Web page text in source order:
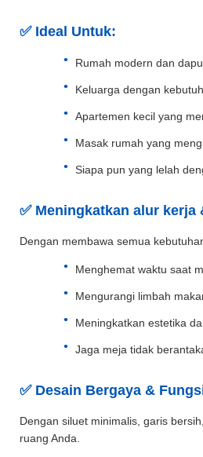
✅ Ideal Untuk:
Rumah modern dan
Keluarga dengan
Apartemen kecil yang
Masak rumah yang
Siapa pun yang lelah
✅ Meningkatkan alur
Dengan membawa semua
Menghemat waktu saat
Mengurangi limbah
Meningkatkan estetika
Jaga meja tidak
✅ Desain Bergaya &
Dengan siluet minimalis, garis
ruang Anda.